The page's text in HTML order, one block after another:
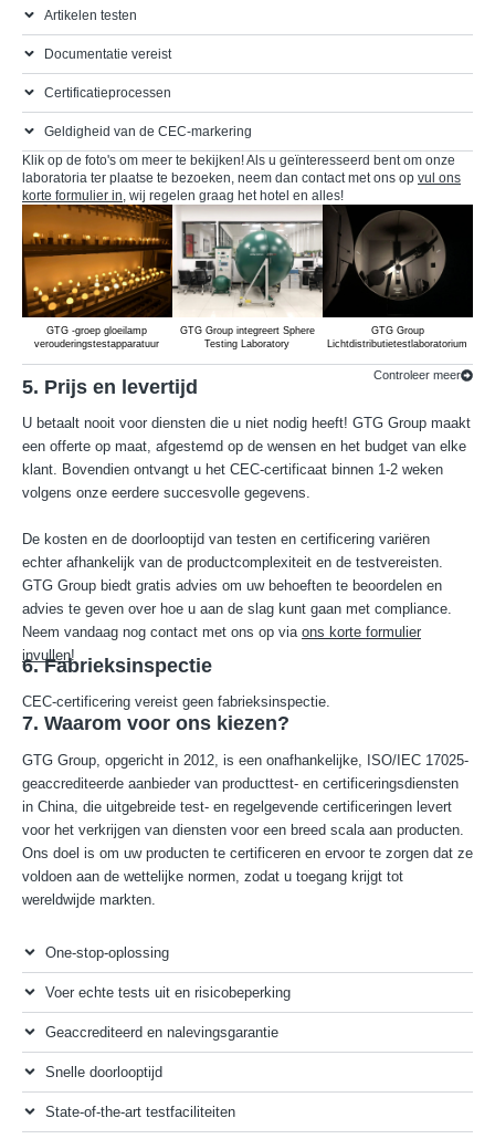
Artikelen testen
Documentatie vereist
Certificatieprocessen
Geldigheid van de CEC-markering
Klik op de foto's om meer te bekijken! Als u geïnteresseerd bent om onze
laboratoria ter plaatse te bezoeken, neem dan contact met ons op vul ons
korte formulier in, wij regelen graag het hotel en alles!
GTG -groep gloeilamp
verouderingstestapparatuur
GTG Group integreert Sphere
Testing Laboratory
GTG Group
Lichtdistributietestlaboratorium
Controleer meer
5. Prijs en levertijd
U betaalt nooit voor diensten die u niet nodig heeft! GTG Group maakt
een offerte op maat, afgestemd op de wensen en het budget van elke
klant. Bovendien ontvangt u het CEC-certificaat binnen 1-2 weken
volgens onze eerdere succesvolle gegevens.
De kosten en de doorlooptijd van testen en certificering variëren
echter afhankelijk van de productcomplexiteit en de testvereisten.
GTG Group biedt gratis advies om uw behoeften te beoordelen en
advies te geven over hoe u aan de slag kunt gaan met compliance.
Neem vandaag nog contact met ons op via ons korte formulier
invullen!
6. Fabrieksinspectie
CEC-certificering vereist geen fabrieksinspectie.
7. Waarom voor ons kiezen?
GTG Group, opgericht in 2012, is een onafhankelijke, ISO/IEC 17025-
geaccrediteerde aanbieder van producttest- en certificeringsdiensten
in China, die uitgebreide test- en regelgevende certificeringen levert
voor het verkrijgen van diensten voor een breed scala aan producten.
Ons doel is om uw producten te certificeren en ervoor te zorgen dat ze
voldoen aan de wettelijke normen, zodat u toegang krijgt tot
wereldwijde markten.
One-stop-oplossing
Voer echte tests uit en risicobeperking
Geaccrediteerd en nalevingsgarantie
Snelle doorlooptijd
State-of-the-art testfaciliteiten